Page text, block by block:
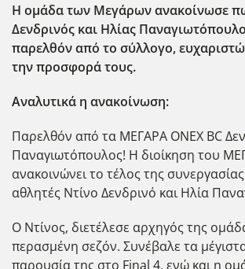
Η ομάδα των Μεγάρων ανακοίνωσε
Δενδρινός και Ηλίας
παρελθόν από το σύλλογο,
την προσφορά τους.
Aναλυτικά η ανακοίνωση:
Παρελθόν από τα ΜΕΓΑΡΑ ONEX BC
Παναγιωτόπουλος! Η διοίκηση του
ανακοινώνει το τέλος της
αθλητές Ντίνο Δενδρινό και Ηλία
Ο Ντίνος, διετέλεσε αρχηγός της
περασμένη σεζόν. Συνέβαλε τα
παρουσία της στο Final 4, ενώ και η